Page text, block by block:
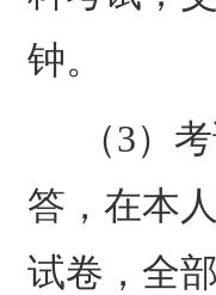
钟。
（3）
答，在本
试卷，全